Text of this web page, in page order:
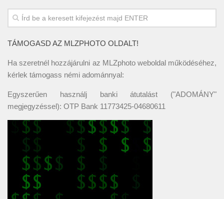
TÁMOGASD AZ MLZPHOTO OLDALT!
Ha szeretnél hozzájárulni az MLZphoto weboldal működéséhez,
kérlek támogass némi adománnyal:
Egyszerűen használj banki átutalást ("ADOMÁNY"
megjegyzéssel): OTP Bank 11773425-04680611